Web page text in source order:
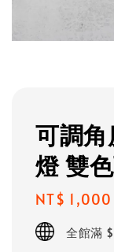
可調角
燈 雙
Regular
price
NT$ 1,000
全館滿